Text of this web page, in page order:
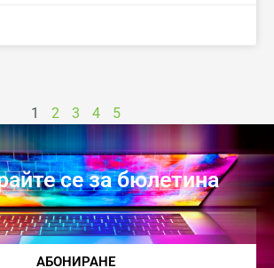
1 2 3 4 5
се за бюлетина
АБОНИРАНЕ